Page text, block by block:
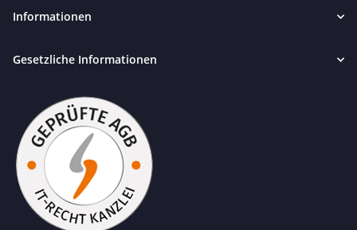
Informationen
Gesetzliche Informationen